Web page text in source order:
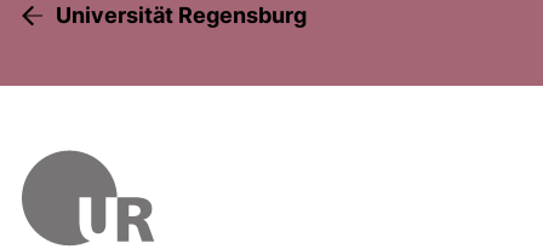
Universität Regensburg